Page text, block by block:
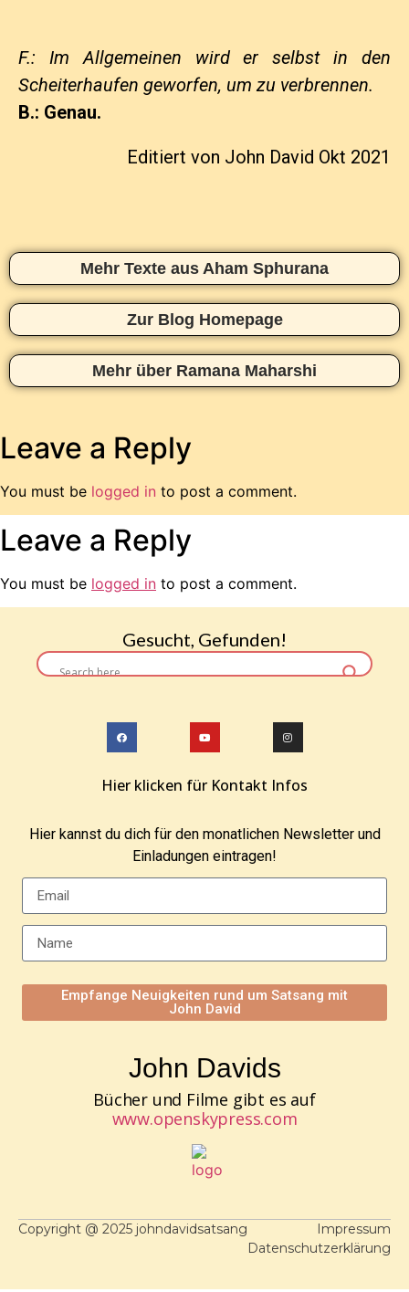
F.: Im Allgemeinen wird er selbst in den
Scheiterhaufen geworfen, um zu verbrennen.
B.: Genau.
Editiert von John David Okt 2021
Mehr Texte aus Aham Sphurana
Zur Blog Homepage
Mehr über Ramana Maharshi
Leave a Reply
You must be logged in to post a comment.
Leave a Reply
You must be logged in to post a comment.
Gesucht, Gefunden!
Hier klicken für Kontakt Infos
Hier kannst du dich für den monatlichen Newsletter und
Einladungen eintragen!
Empfange Neuigkeiten rund um Satsang mit
John David
John Davids
Bücher und Filme gibt es auf
www.openskypress.com
Copyright @ 2025 johndavidsatsang
Impressum
Datenschutzerklärung